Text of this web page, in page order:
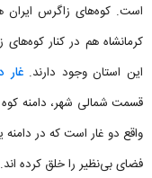
است. کوه‌های زاگرس ایران
کرمانشاه هم در کنار
این استان وجود دارند. غار
قسمت شمالی شهر، دامنه
واقع دو غار است که در دامنه
فضای بی‌نظیر را خلق کرده اند.